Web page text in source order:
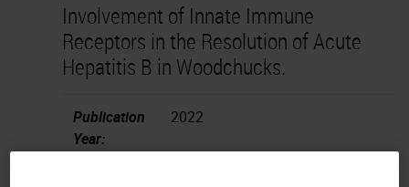
Involvement of Innate Immune
Receptors in the Resolution of Acute
Hepatitis B in Woodchucks.
Publication
Year:
2022